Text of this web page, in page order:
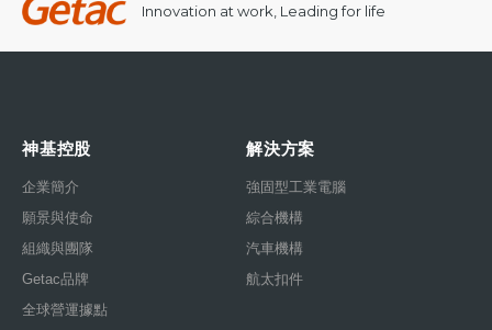
Innovation at work, Leading for life
神基控股
企業簡介
願景與使命
組織與團隊
Getac品牌
全球營運據點
解決方案
強固型工業電腦
綜合機構
汽車機構
航太扣件